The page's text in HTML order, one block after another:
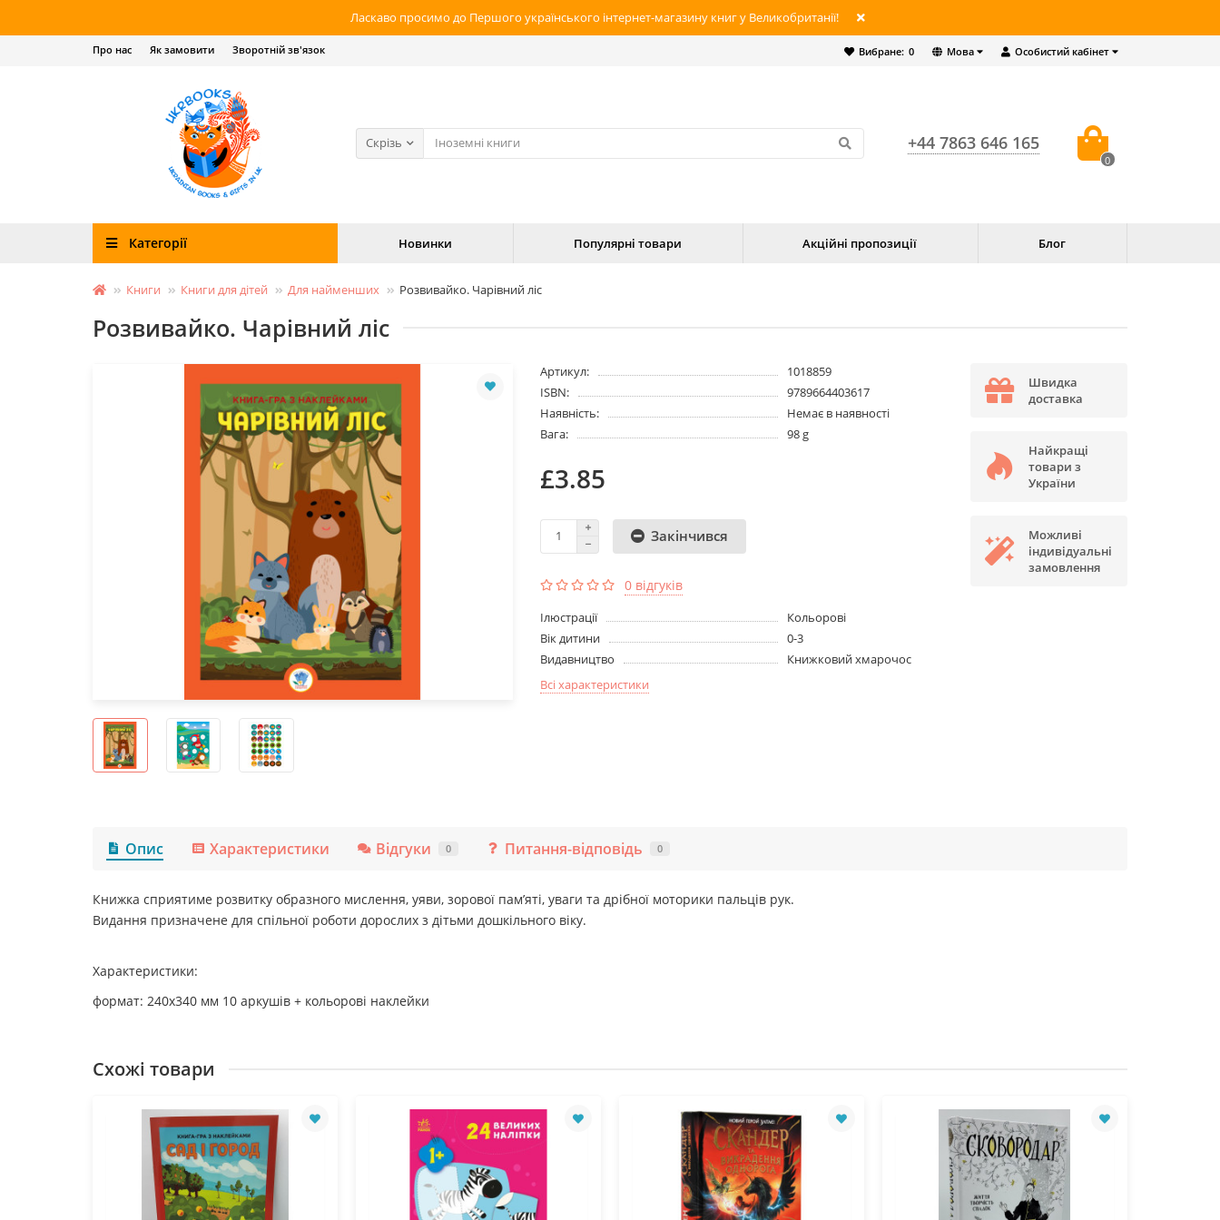
Ласкаво просимо до Першого українського інтернет-магазину книг у Великобританії!
Особистий кабінет
Мова
Вибране: 0
Про нас Як замовити Зворотній зв'язок
Скрізь +44 7863 646 165
0
Категорії Новинки Популярні товари Акційні пропозиції Блог
Книги Книги для дітей Для найменших Розвивайко. Чарівний ліс
Розвивайко. Чарівний ліс
Артикул:
1018859
ISBN:
9789664403617
Наявність:
Немає в наявності
Вага:
98 g
£3.85
Закінчився
0 відгуків
Ілюстрації
Кольорові
Вік дитини
0-3
Видавництво
Книжковий хмарочос
Всі характеристики
Швидка
доставка
Найкращі
товари з
України
Можливі
індивідуальні
замовлення
Опис Характеристики Відгуки 0 Питання-відповідь 0
Книжка сприятиме розвитку образного мислення, уяви, зорової пам’яті, уваги та дрібної моторики пальців рук.
Видання призначене для спільної роботи дорослих з дітьми дошкільного віку.
Характеристики:
формат: 240х340 мм 10 аркушів + кольорові наклейки
Схожі товари